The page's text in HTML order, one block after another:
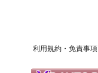
利用規約・免責事項